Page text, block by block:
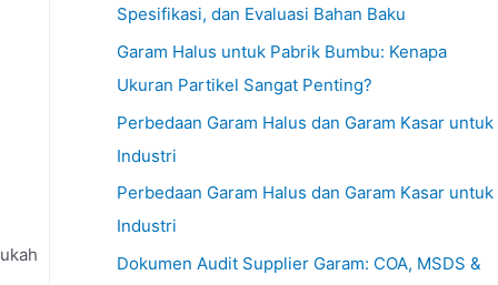
Spesifikasi, dan Evaluasi Bahan Baku
Garam Halus untuk Pabrik Bumbu: Kenapa
Ukuran Partikel Sangat Penting?
Perbedaan Garam Halus dan Garam Kasar untuk
Industri
Perbedaan Garam Halus dan Garam Kasar untuk
Industri
Dokumen Audit Supplier Garam: COA, MSDS &